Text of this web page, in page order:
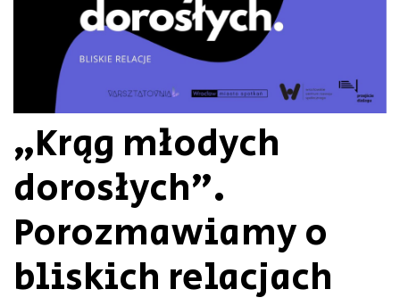
„Krąg młodych
dorosłych”.
Porozmawiamy o
bliskich relacjach